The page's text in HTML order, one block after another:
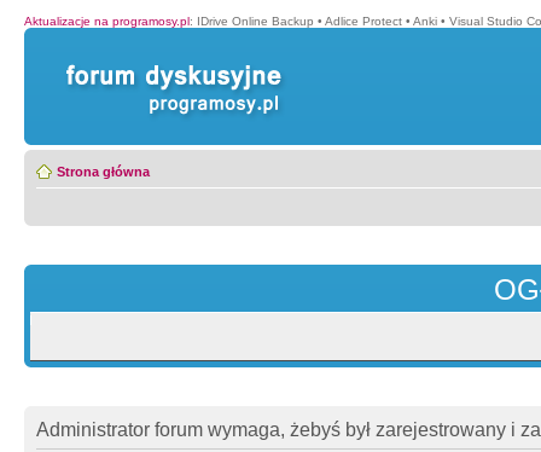
Aktualizacje na programosy.pl: IDrive Online Backup • Adlice Protect • Anki • Visual Studio
Strona główna
Administrator forum wymaga, żebyś był zarejestrowany i